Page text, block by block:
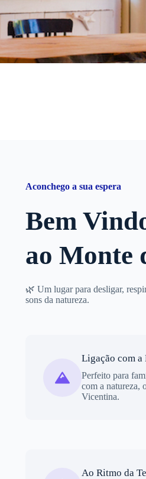
Aconchego a sua espera
Bem
ao Monte
🌿 Um lugar para desligar,
sons da natureza.
Ligação com a
Perfeito para
com a natureza,
Vicentina.
Ao Ritmo da